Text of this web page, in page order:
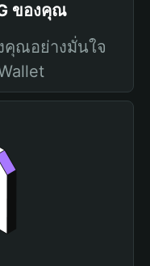
ของคุณ
คุณอย่างมั่นใจ